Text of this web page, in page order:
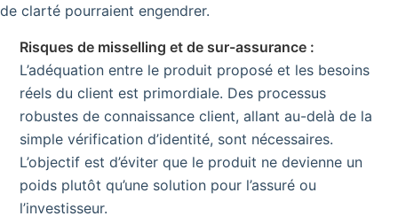
de clarté pourraient engendrer.
Risques de misselling et de sur-assurance :
L’adéquation entre le produit proposé et les besoins
réels du client est primordiale. Des processus
robustes de connaissance client, allant au-delà de la
simple vérification d’identité, sont nécessaires.
L’objectif est d’éviter que le produit ne devienne un
poids plutôt qu’une solution pour l’assuré ou
l’investisseur.